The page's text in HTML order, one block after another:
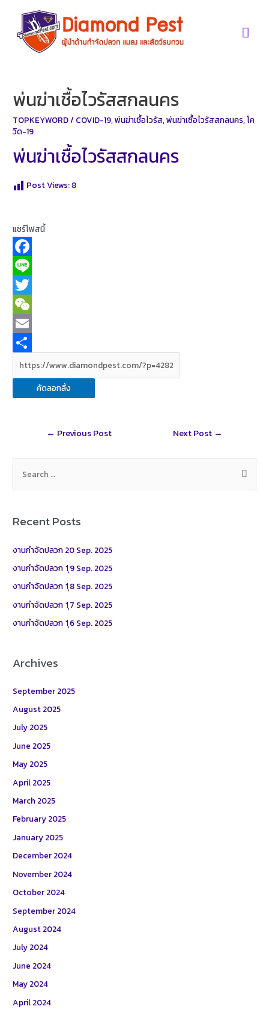
content
พ่นฆ่าเชื้อไวรัสสกลนคร
TOPKEYWORD/ COVID-19,พ่นฆ่าเชื้อไวรัส,พ่นฆ่าเชื้อไวรัสสกลนคร,โค
วิด-19
พ่นฆ่าเชื้อไวรัสสกลนคร
Post Views: 8
แชร์โฟสนี้
F
a
c
e
b
o
k
L
n
e
T
w
t
e
W
e
h
a
E
m
a
i
h
a
คัดลอกลิ้ง
← Previous Post Next Post →
h
:
Recent Posts
งานกำจัดปลวก 20 Sep. 2025
งานกำจัดปลวก 1ุ9 Sep. 2025
งานกำจัดปลวก 1ุ8 Sep. 2025
งานกำจัดปลวก 1ุ7 Sep. 2025
งานกำจัดปลวก 1ุ6 Sep. 2025
Archives
September 2025
August 2025
July 2025
June 2025
May 2025
April 2025
March 2025
February 2025
January 2025
December 2024
November 2024
October 2024
September 2024
August 2024
July 2024
June 2024
May 2024
April 2024